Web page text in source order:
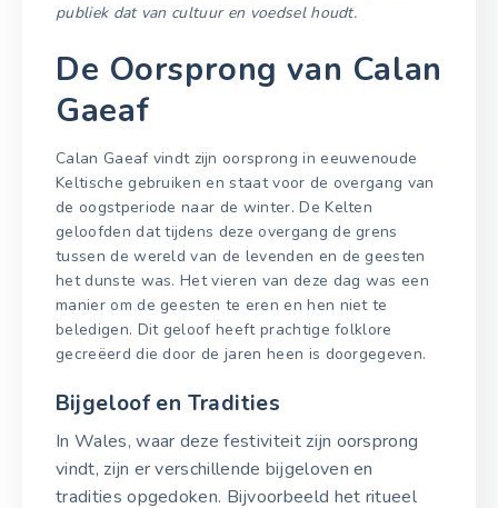
publiek dat van cultuur en voedsel houdt.
De Oorsprong van Calan
Gaeaf
Calan Gaeaf vindt zijn oorsprong in eeuwenoude
Keltische gebruiken en staat voor de overgang van
de oogstperiode naar de winter. De Kelten
geloofden dat tijdens deze overgang de grens
tussen de wereld van de levenden en de geesten
het dunste was. Het vieren van deze dag was een
manier om de geesten te eren en hen niet te
beledigen. Dit geloof heeft prachtige folklore
gecreëerd die door de jaren heen is doorgegeven.
Bijgeloof en Tradities
In Wales, waar deze festiviteit zijn oorsprong
vindt, zijn er verschillende bijgeloven en
tradities opgedoken. Bijvoorbeeld het ritueel